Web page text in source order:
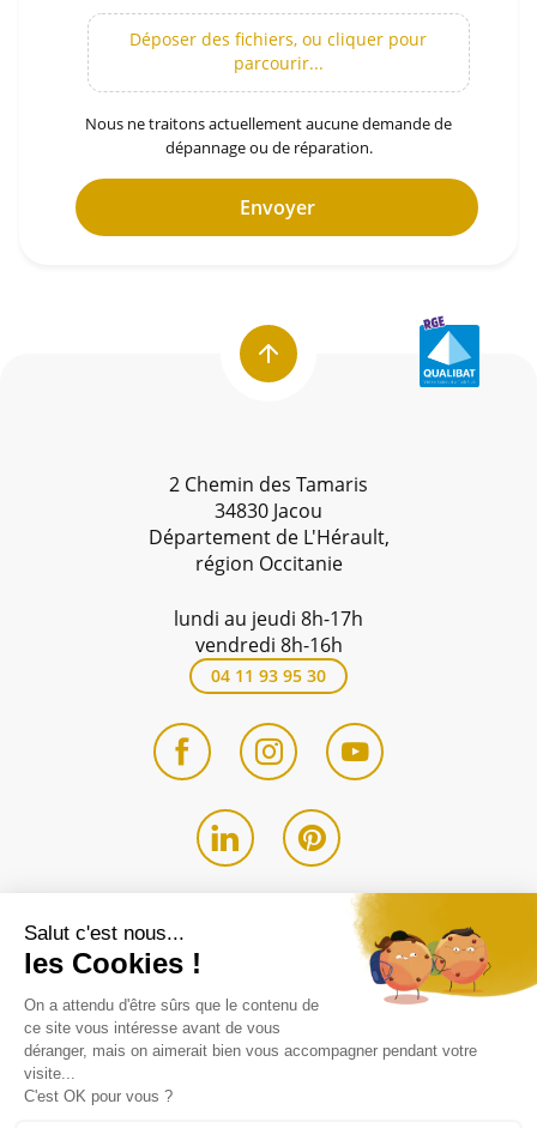
Déposer des fichiers, ou cliquer pour
parcourir...
Nous ne traitons actuellement aucune demande de
dépannage ou de réparation.
Envoyer
2 Chemin des Tamaris
34830 Jacou
Département de L'Hérault,
région Occitanie
lundi au jeudi 8h-17h
vendredi 8h-16h
04 11 93 95 30
4.9 / 5
groupe SWALT
Mentions légales